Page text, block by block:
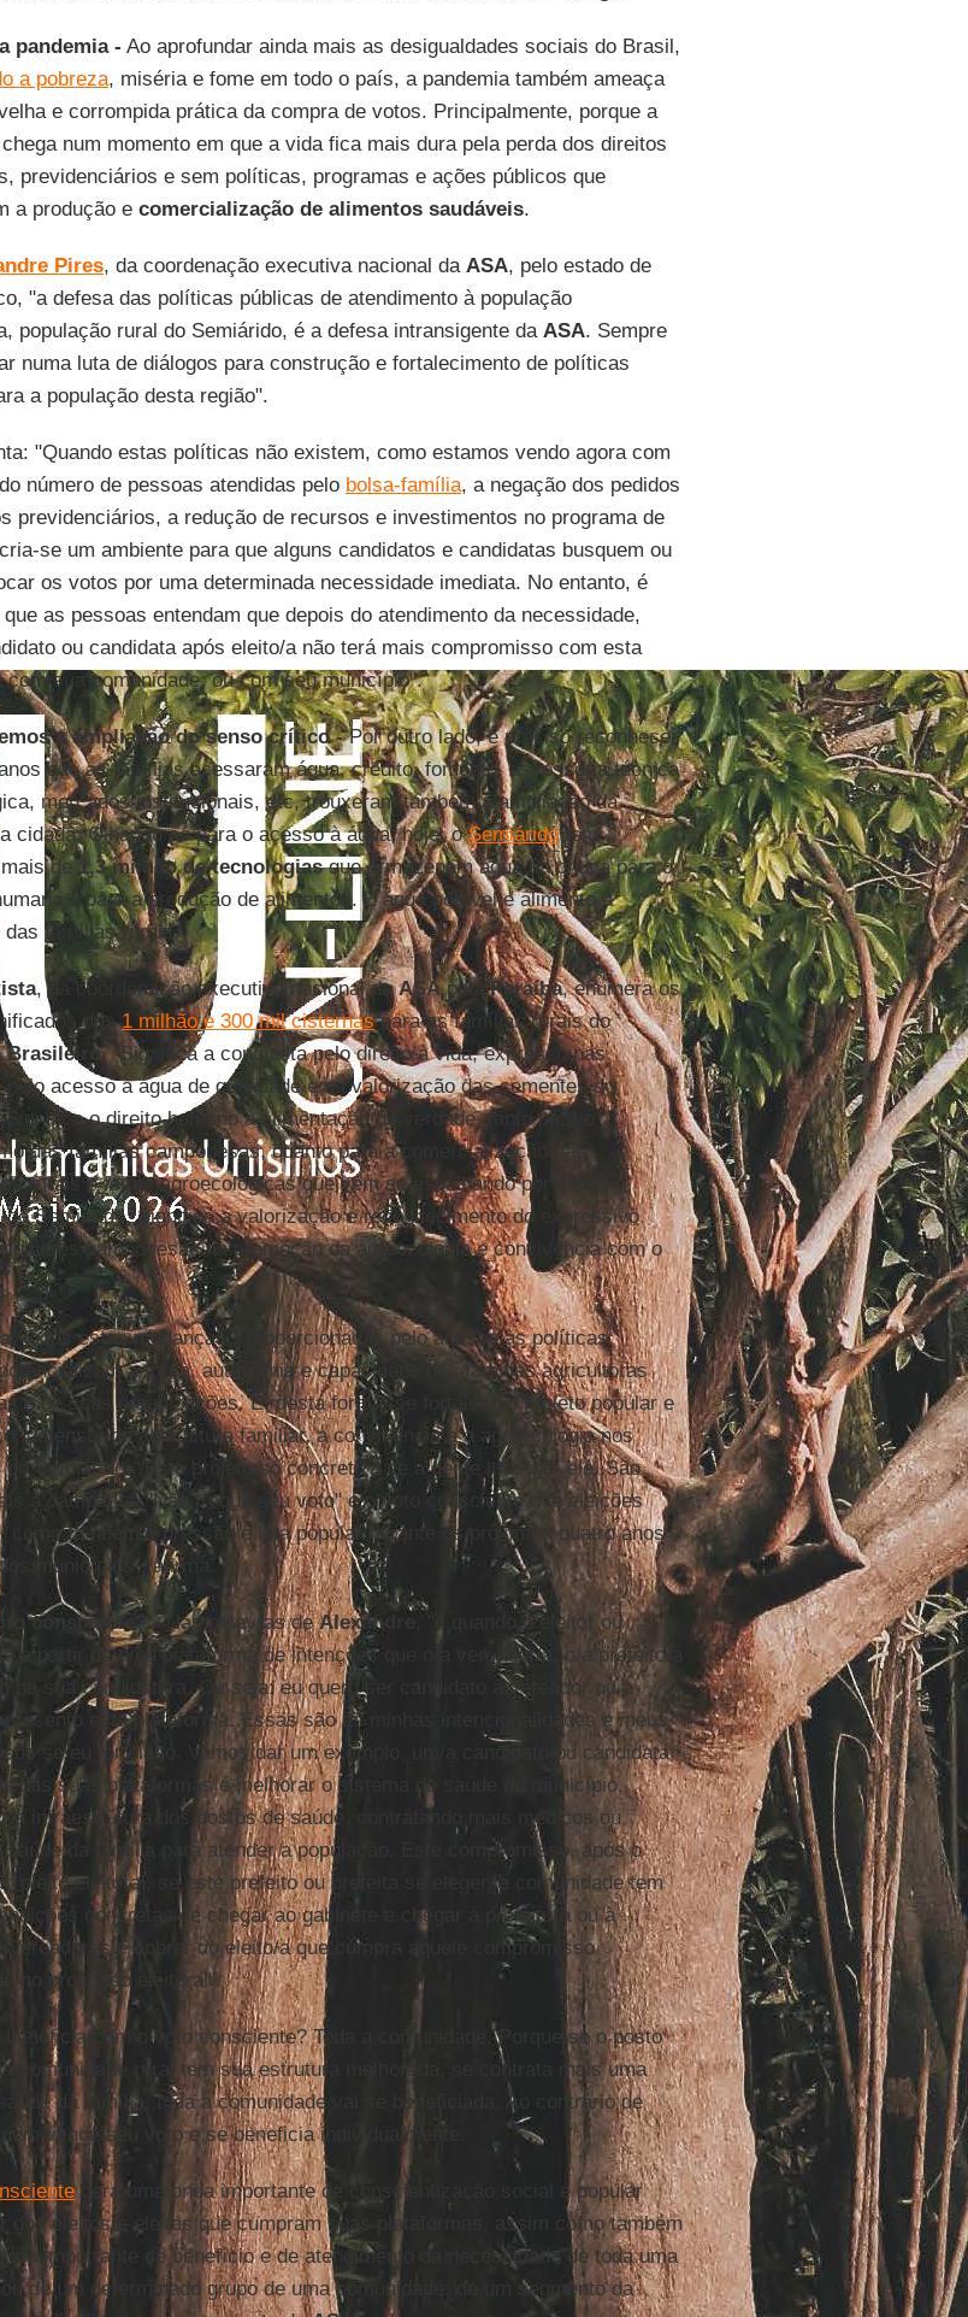
pandemia - Ao aprofundar ainda mais as desigualdades sociais do Brasil,
a pobreza, miséria e fome em todo o país, a pandemia também ameaça
e corrompida prática da compra de votos. Principalmente, porque a
num momento em que a vida fica mais dura pela perda dos direitos
previdenciários e sem políticas, programas e ações públicos que
a produção e comercialização de alimentos saudáveis.
Pires, da coordenação executiva nacional da ASA, pelo estado de
"a defesa das políticas públicas de atendimento à população
população rural do Semiárido, é a defesa intransigente da ASA. Sempre
numa luta de diálogos para construção e fortalecimento de políticas
a população desta região".
"Quando estas políticas não existem, como estamos vendo agora com
número de pessoas atendidas pelo bolsa-família, a negação dos pedidos
previdenciários, a redução de recursos e investimentos no programa de
se um ambiente para que alguns candidatos e candidatas busquem ou
os votos por uma determinada necessidade imediata. No entanto, é
as pessoas entendam que depois do atendimento da necessidade,
ou candidata após eleito/a não terá mais compromisso com esta
com sua comunidade, ou com seu município".
a ampliação do senso crítico -Por outro lado, é preciso reconhecer
que as famílias acessaram água, crédito, fomento, assessoria técnica
mercados institucionais, etc, trouxeram também a ampliação da
cidadã. Olhando só para o acesso à água, hoje, oSemiáridotem
de 1,3 milhão de tecnologiasque armazenam água da chuva para o
e para a produção de alimentos. É água potável e alimento à
das famílias rurais.
, da coordenação executiva nacional daASApelaParaíba, enumera os
das1 milhão e 300 mil cisternaspara as famílias rurais do
Brasileiro. "Significa a conquista pelo direito à vida, expresso nas
acesso à água de qualidade e na valorização das sementes do
o direito humano à alimentação de verdade, tanto para o
das famílias camponesas, quanto para a comercialização nas
rurais e feiras agroecológicas que vem se espalhando por vários
Semiárido. Significa a valorização e reconhecimento do expressivo
camponesas na promoção da agroecologia e convivência com o
, todas estas mudanças - proporcionadas pelo acesso às políticas
a força, autonomia e capacidade das famílias agricultoras
e de suas organizações. E, desta forma, se fortalece o projeto popular e
defensor da agricultura familiar, a convivência e a agroecologia nos
Semiárido. "Este projeto só concretiza se a gente lutar por ele. São
a campanha "Não troque seu voto" e o voto consciente nas eleições
como também a pressão e luta popular durante os próximos quatro anos
municípios", afirma.
consciente? -Nas palavras deAlexandre
, "é quando o eleitor ou
a partir de uma plataforma de intenções que o/a vereador/a, o/a prefeito/a
na sua candidatura. Ou seja: eu quero ser candidato a vereador ou a
esta plataforma. Essas são as minhas intencionalidades e meus
se eu for eleito. Vamos dar um exemplo, um/a candidato ou candidata
das suas plataformas é melhorar o sistema de saúde do município,
a infraestrutura dos postos de saúde, contratando mais médicos ou
saúde da família para atender a população. Este compromisso, após o
pleito eleitoral, se este prefeito ou prefeita se eleger, a comunidade tem
concretas de chegar ao gabinete e chegar à prefeitura ou à
Vereadores e cobrar do eleito/a que cumpra aquele compromisso
no processo eleitoral".
beneficia com o voto consciente? Toda a comunidade. Porque se o posto
comunidade rural tem sua estrutura melhorada, se contrata mais uma
saúde da família, toda a comunidade vai se beneficiada. Ao contrário de
vende seu voto e se beneficia individualmente.
gera uma onda importante de conscientização social e popular
dos eleitos e eleitas que cumpram suas plataformas, assim como também
importante de benefício e de atendimento da necessidade de toda uma
de um determinado grupo de uma comunidade, de um segmento da